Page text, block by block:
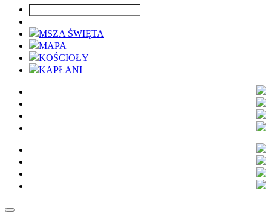
MSZA ŚWIĘTA
MAPA
KOŚCIOŁY
KAPŁANI